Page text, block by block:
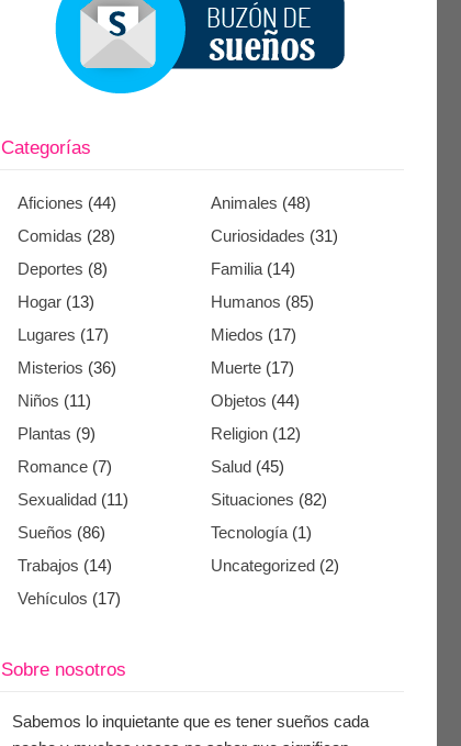
Categorías
Aficiones (44) Animales (48)
Comidas (28) Curiosidades (31)
Deportes (8) Familia (14)
Hogar (13) Humanos (85)
Lugares (17) Miedos (17)
Misterios (36) Muerte (17)
Niños (11) Objetos (44)
Plantas (9) Religion (12)
Romance (7) Salud (45)
Sexualidad (11) Situaciones (82)
Sueños (86) Tecnología (1)
Trabajos (14) Uncategorized (2)
Vehículos (17)
Sobre nosotros
Sabemos lo inquietante que es tener sueños cada